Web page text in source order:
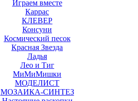
Играем вместе
Каррас
КЛЕВЕР
Консуни
Космический песок
Красная Звезда
Ладья
Лео и Тиг
МиМиМишки
МОДЕЛИСТ
МОЗАИКА-СИНТЕЗ